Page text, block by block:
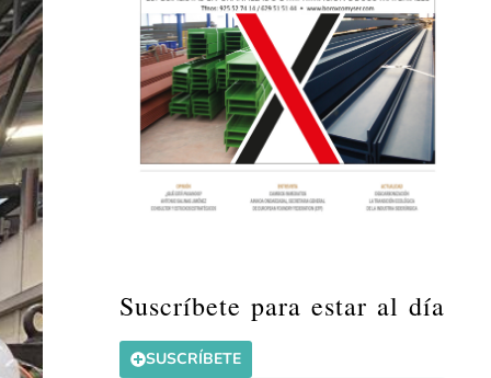
Suscríbete para estar al día
SUSCRÍBETE